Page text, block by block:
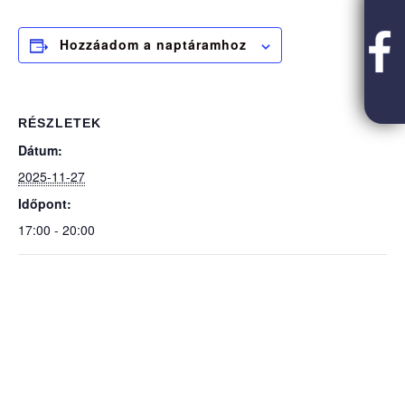
Hozzáadom a naptáramhoz
RÉSZLETEK
Dátum:
2025-11-27
Időpont:
17:00 - 20:00